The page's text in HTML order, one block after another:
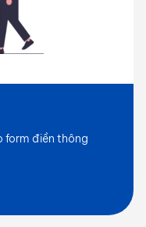
form điền thông